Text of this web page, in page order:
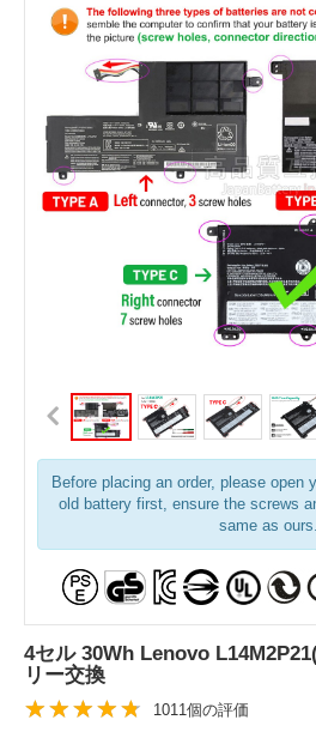
Before placing an order, please open
old battery first, ensure the screws
same as ours.
4セル 30Wh Lenovo
リー交換
1011個の評価